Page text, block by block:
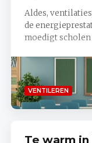
Aldes,
de
moedigt scholen
VENTILEREN
Te warm